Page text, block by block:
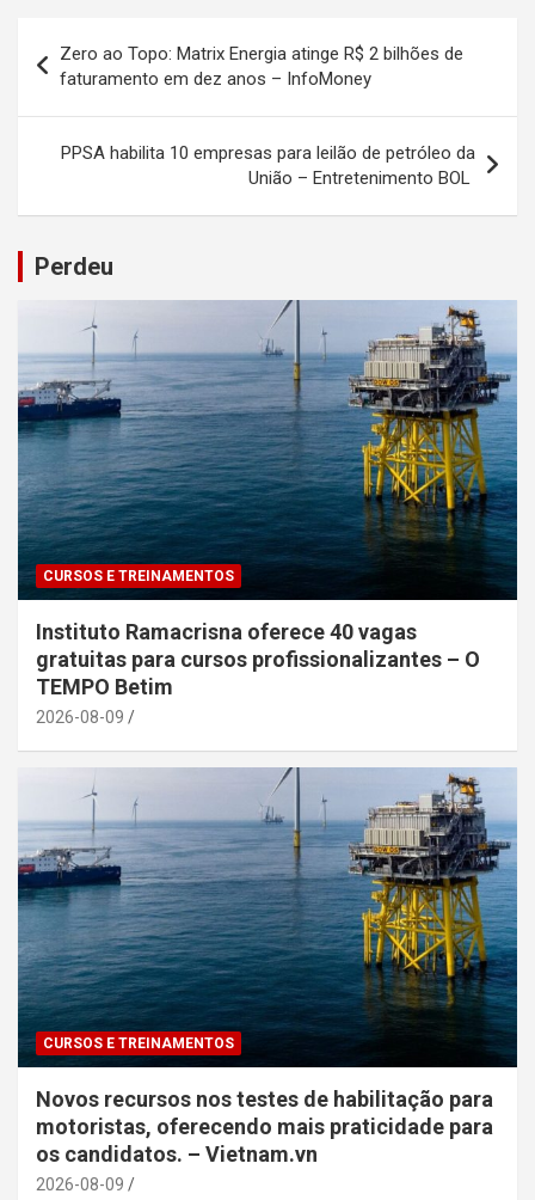
de
Post
Zero ao Topo: Matrix Energia atinge R$ 2 bilhões de
faturamento em dez anos – InfoMoney
PPSA habilita 10 empresas para leilão de petróleo da
União – Entretenimento BOL
Perdeu
CURSOS E TREINAMENTOS
Instituto Ramacrisna oferece 40 vagas
gratuitas para cursos profissionalizantes – O
TEMPO Betim
2026-08-09
CURSOS E TREINAMENTOS
Novos recursos nos testes de habilitação para
motoristas, oferecendo mais praticidade para
os candidatos. – Vietnam.vn
2026-08-09